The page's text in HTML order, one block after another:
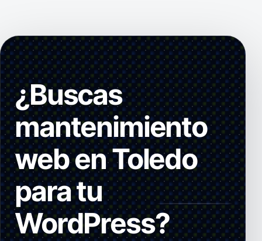
¿Buscas
mantenimiento
web en Toledo
para tu
WordPress?